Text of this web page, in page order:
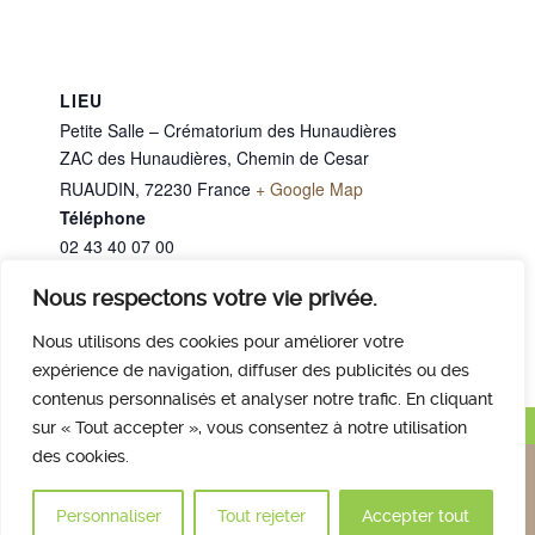
Nous respectons votre vie privée.
Nous utilisons des cookies pour améliorer votre
expérience de navigation, diffuser des publicités ou des
contenus personnalisés et analyser notre trafic. En cliquant
sur « Tout accepter », vous consentez à notre utilisation
des cookies.
Personnaliser Tout rejeter Accepter tout
LIEU
Petite Salle – Crématorium des Hunaudières
ZAC des Hunaudières, Chemin de Cesar
RUAUDIN, 72230 France + Google Map
Téléphone
02 43 40 07 00
Mme BELLANGER Marie-Claude Mme BAULAN Annick
Haut de page
Nous contacter
Plan et accès
Mentions légales